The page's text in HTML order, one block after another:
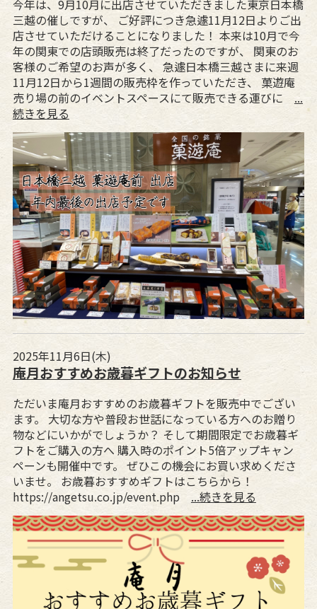
今年は、9月10月に出店させていただきました東京日本橋
三越の催しですが、 ご好評につき急遽11月12日よりご出
店させていただけることになりました！ 本来は10月で今
年の関東での店頭販売は終了だったのですが、 関東のお
客様のご希望のお声が多く、 急遽日本橋三越さまに来週
11月12日から1週間の販売枠を作っていただき、 菓遊庵
売り場の前のイベントスペースにて販売できる運びに ...
続きを見る
2025年11月6日(木)
庵月おすすめお歳暮ギフトのお知らせ
ただいま庵月おすすめのお歳暮ギフトを販売中でござい
ます。 大切な方や普段お世話になっている方へのお贈り
物などにいかがでしょうか？ そして期間限定でお歳暮ギ
フトをご購入の方へ 購入時のポイント5倍アップキャン
ペーンも開催中です。 ぜひこの機会にお買い求めくださ
いませ。 お歳暮おすすめギフトはこちらから！
https://angetsu.co.jp/event.php ...続きを見る